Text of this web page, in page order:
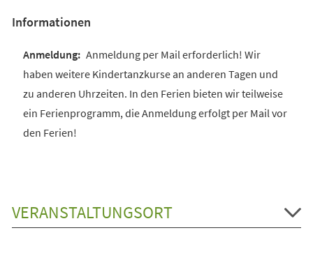
Informationen
Anmeldung per Mail erforderlich! Wir
haben weitere Kindertanzkurse an anderen Tagen und
zu anderen Uhrzeiten. In den Ferien bieten wir teilweise
ein Ferienprogramm, die Anmeldung erfolgt per Mail vor
den Ferien!
VERANSTALTUNGSORT